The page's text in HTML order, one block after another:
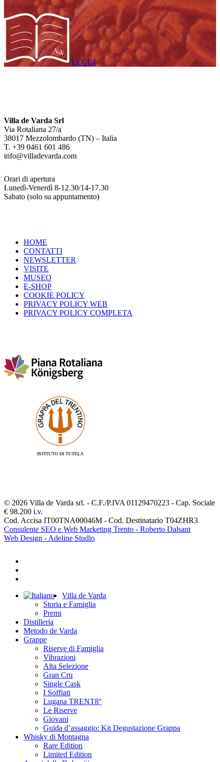
LEGGI
Villa de Varda Srl
Via Rotaliana 27/a
38017 Mezzolombardo (TN) – Italia
T. +39 0461 601 486
info@villadevarda.com
Orari di apertura
Lunedì-Venerdì 8-12.30/14-17.30
Sabato (solo su appuntamento)
HOME
CONTATTI
NEWSLETTER
VISITE
MUSEO
E-SHOP
COOKIE POLICY
PRIVACY POLICY WEB
PRIVACY POLICY COMPLETA
© 2026 Villa de Varda srl. - C.F./P.IVA 01129470223 - Cap. Sociale
€ 98.200 i.v.
Cod. Accisa IT00TNA00046M - Cod. Destinatario T04ZHR3
Consulente SEO e Web Marketing Trento - Roberto Dalsant
Web Design - Adeline Studio
Close
Villa de Varda
Storia e Famiglia
Premi
Distilleria
Metodo de Varda
Grappe
Riserve di Famiglia
Vibrazioni
Alta Selezione
Gran Cru
Single Cask
I Soffiati
Lugana TRENT8°
Le Riserve
Giovani
Guida d’assaggio: Kit Degustazione Grappa
Whisky di Montagna
Rare Edition
Limited Edition